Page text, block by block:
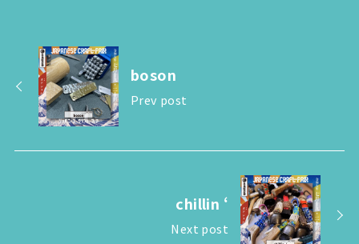
boson
Prev post
chillin ‘
Next post